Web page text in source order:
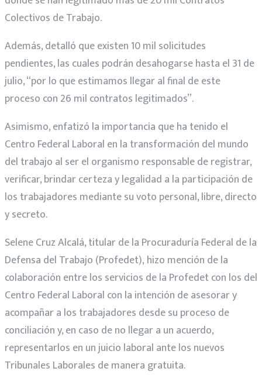
Colectivos de Trabajo.
Además, detalló que existen 10 mil solicitudes
pendientes, las cuales podrán desahogarse hasta el 31 de
julio, “por lo que estimamos llegar al final de este
proceso con 26 mil contratos legitimados”.
Asimismo, enfatizó la importancia que ha tenido el
Centro Federal Laboral en la transformación del mundo
del trabajo al ser el organismo responsable de registrar,
verificar, brindar certeza y legalidad a la participación de
los trabajadores mediante su voto personal, libre, directo
y secreto.
Selene Cruz Alcalá, titular de la Procuraduría Federal de la
Defensa del Trabajo (Profedet), hizo mención dela
colaboración entre los servicios de la Profedetcon los del
Centro Federal Laboral con la intención de asesorar y
acompañar a los trabajadores desde su proceso de
conciliación y, en caso de no llegar a un acuerdo,
representarlos en un juicio laboral ante los nuevos
Tribunales Laborales de manera gratuita.